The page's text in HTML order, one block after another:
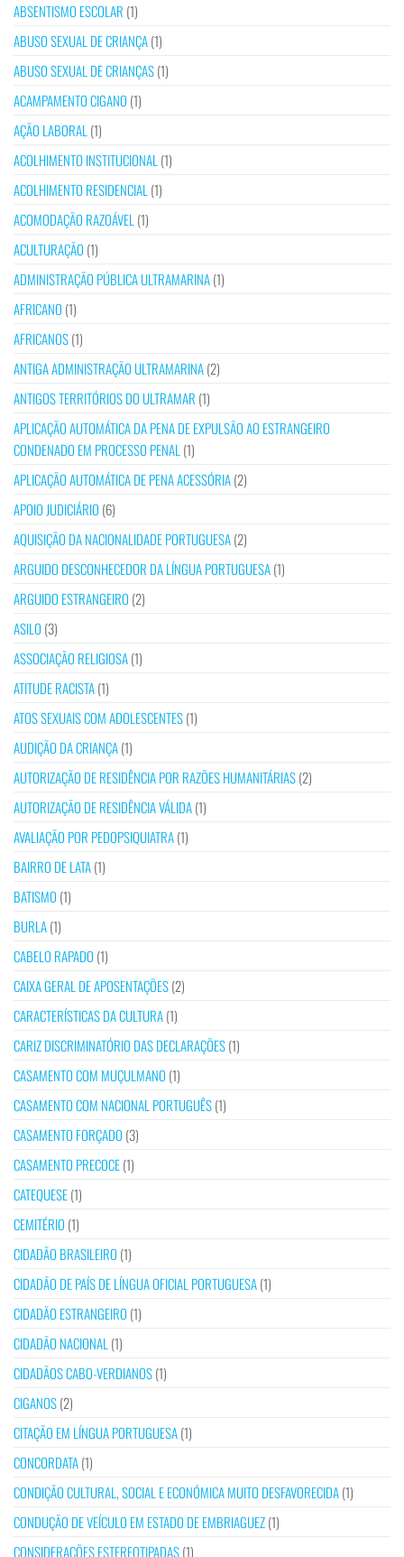
ABSENTISMO ESCOLAR (1)
ABUSO SEXUAL DE CRIANÇA(1)
ABUSO SEXUAL DE CRIANÇAS(1)
ACAMPAMENTO CIGANO (1)
AÇÃO LABORAL (1)
ACOLHIMENTO INSTITUCIONAL (1)
ACOLHIMENTO RESIDENCIAL (1)
ACOMODAÇÃO RAZOÁVEL (1)
ACULTURAÇÃO (1)
ADMINISTRAÇÃO PÚBLICA ULTRAMARINA(1)
AFRICANO (1)
AFRICANOS(1)
ANTIGA ADMINISTRAÇÃO ULTRAMARINA(2)
ANTIGOS TERRITÓRIOS DO ULTRAMAR (1)
APLICAÇÃO AUTOMÁTICA DA PENA DE EXPULSÃO AO ESTRANGEIRO
CONDENADO EM PROCESSO PENAL (1)
APLICAÇÃO AUTOMÁTICA DE PENA ACESSÓRIA(2)
APOIO JUDICIÁRIO (6)
AQUISIÇÃO DA NACIONALIDADE PORTUGUESA(2)
ARGUIDO DESCONHECEDOR DA LÍNGUA PORTUGUESA(1)
ARGUIDO ESTRANGEIRO (2)
ASILO (3)
ASSOCIAÇÃO RELIGIOSA(1)
ATITUDE RACISTA(1)
ATOS SEXUAIS COM ADOLESCENTES(1)
AUDIÇÃO DA CRIANÇA(1)
AUTORIZAÇÃO DE RESIDÊNCIA POR RAZÕES HUMANITÁRIAS(2)
AUTORIZAÇÃO DE RESIDÊNCIA VÁLIDA(1)
AVALIAÇÃO POR PEDOPSIQUIATRA(1)
BAIRRO DE LATA(1)
BATISMO (1)
BURLA(1)
CABELO RAPADO (1)
CAIXA GERAL DE APOSENTAÇÕES(2)
CARACTERÍSTICAS DA CULTURA(1)
CARIZ DISCRIMINATÓRIO DAS DECLARAÇÕES(1)
CASAMENTO COM MUÇULMANO (1)
CASAMENTO COM NACIONAL PORTUGUÊS(1)
CASAMENTO FORÇADO (3)
CASAMENTO PRECOCE(1)
CATEQUESE(1)
CEMITÉRIO (1)
CIDADÃO BRASILEIRO (1)
CIDADÃO DE PAÍS DE LÍNGUA OFICIAL PORTUGUESA(1)
CIDADÃO ESTRANGEIRO (1)
CIDADÃO NACIONAL (1)
CIDADÃOS CABO-VERDIANOS(1)
CIGANOS(2)
CITAÇÃO EM LÍNGUA PORTUGUESA(1)
CONCORDATA(1)
CONDIÇÃO CULTURAL, SOCIAL E ECONÓMICA MUITO DESFAVORECIDA(1)
CONDUÇÃO DE VEÍCULO EM ESTADO DE EMBRIAGUEZ(1)
CONSIDERAÇÕES ESTEREOTIPADAS(1)